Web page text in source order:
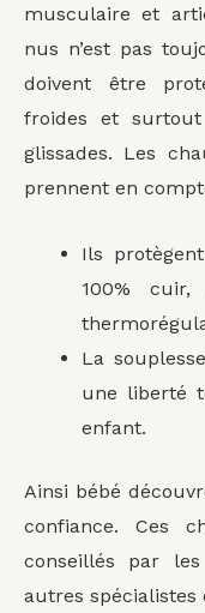
musculaire et
nus n’est pas
doivent être
froides et
glissades. Les
prennent en
Ils
100%
La
une liberté
enfant.
Ainsi bébé
confiance. Ces
conseillés par
autres spécialistes